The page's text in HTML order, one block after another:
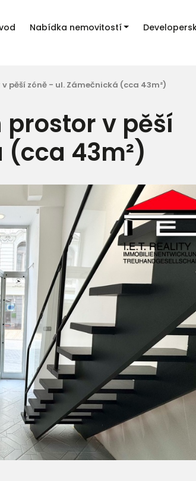
Nabídka nemovitostí
pěší zóně - ul. Zámečnická (cca 43m²)
v pěší
43m²)